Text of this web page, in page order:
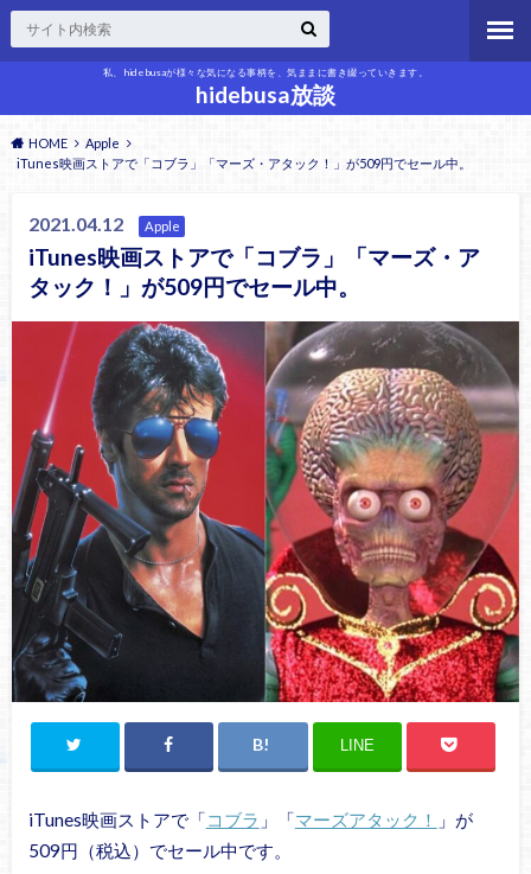
私、hidebusaが様々な気になる事柄を、気ままに書き綴っていきます。
hidebusa放談
HOME
Apple
iTunes映画ストアで「コブラ」「マーズ・アタック！」が509円でセール中。
2021.04.12 Apple
iTunes映画ストアで「コブラ」「マーズ・ア
タック！」が509円でセール中。
LINE
iTunes映画ストアで「コブラ 」「マーズアタック！
」が
509円（税込）でセール中です。